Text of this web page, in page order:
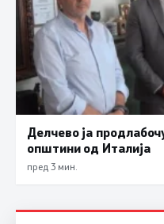
Делчево ја
општини од Италија
пред 3 мин.